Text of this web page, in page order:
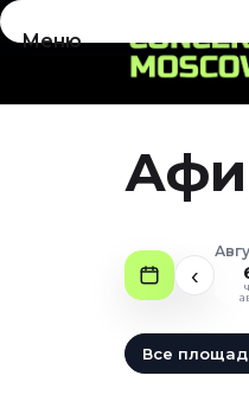
Меню
Концерты
Сентябрь 2026
Декабрь 2026
Январь 2027
‹
Все